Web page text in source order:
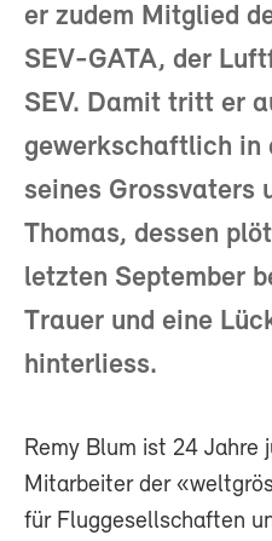
er zudem Mitglied
SEV-GATA, der
SEV. Damit tritt er
gewerkschaftlich in
seines Grossvaters
Thomas, dessen
letzten September
Trauer und eine
hinterliess.
Remy Blum ist 24 Jahre
Mitarbeiter der
für Fluggesellschaften